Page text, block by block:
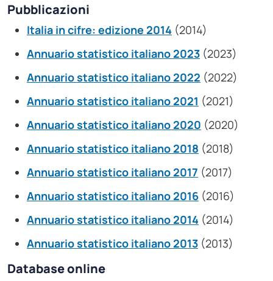
Pubblicazioni
Italia in cifre: edizione 2014 (2014)
Annuario statistico italiano 2023 (2023)
Annuario statistico italiano 2022 (2022)
Annuario statistico italiano 2021 (2021)
Annuario statistico italiano 2020 (2020)
Annuario statistico italiano 2018 (2018)
Annuario statistico italiano 2017 (2017)
Annuario statistico italiano 2016 (2016)
Annuario statistico italiano 2014 (2014)
Annuario statistico italiano 2013 (2013)
Database online